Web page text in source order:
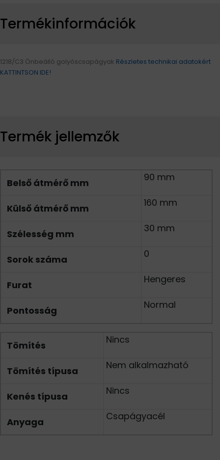
Termékinformációk
1218/C3 Önbeálló golyóscsapágyak Részletes technikai adatokért
KATTINTSON IDE!
Termék jellemzők
Belső átmérő mm 90 mm
Külső átmérő mm 160 mm
Szélesség mm 30 mm
Sorok száma 0
Furat Hengeres
Pontosság Normal
Tömítés Nincs
Tömítés típusa Nem alkalmazható
Kenés típusa Nincs
Anyaga Csapágyacél